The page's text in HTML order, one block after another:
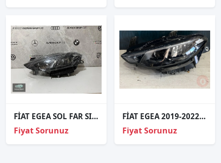
FİAT EGEA SOL FAR SIFIR ORJİNAL
Fiyat Sorunuz
FİAT EGEA 2019-2022 ORJINAL ÇIKMA SOL FAR
Fiyat Sorunuz